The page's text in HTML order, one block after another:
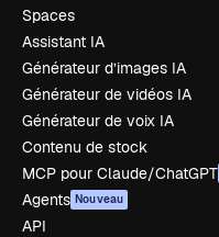
Spaces
Assistant IA
Générateur d’images IA
Générateur de vidéos IA
Générateur de voix IA
Contenu de stock
MCP pour Claude/ChatGPT
Agents Nouveau
API